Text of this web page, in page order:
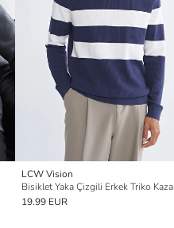
LCW Vision
Bisiklet Yaka Çizgili Erkek Triko
19.99 EUR